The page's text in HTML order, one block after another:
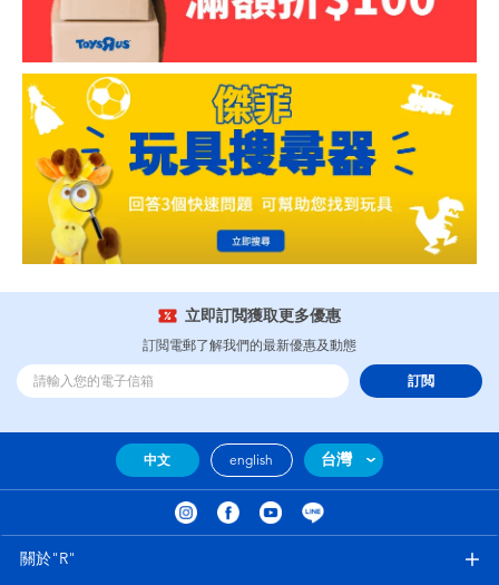
立即訂閲獲取更多優惠
訂閲電郵了解我們的最新優惠及動態
訂閲
中文 english 台灣
關於"R"